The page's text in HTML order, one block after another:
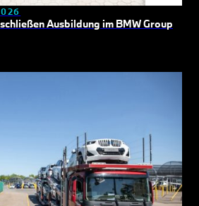
Ausbildung im BMW Group